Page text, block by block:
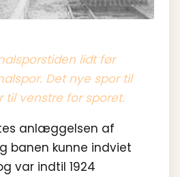
lidt før
Det nye spor til
til venstre for sporet.
anlæggelsen af
banen kunne indviet
var indtil 1924